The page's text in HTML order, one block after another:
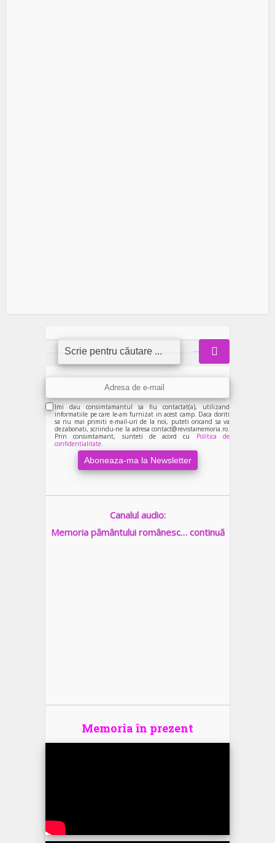
Imi dau consimtamantul sa fiu contactat(a), utilizand
informatiile pe care le-am furnizat in acest camp. Daca doriti
sa nu mai primiti e-mail-uri de la noi, puteti oricand sa va
dezabonati, scriindu-ne la adresa contact@revistamemoria.ro.
Prin consimtamant, sunteti de acord cu Politica de
confidentialitate.
Canalul audio:
Memoria pământului românesc… continuă
Memoria în prezent